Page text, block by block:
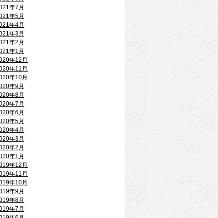
年7月
年5月
年4月
年3月
年2月
年1月
年12月
年11月
年10月
年9月
年8月
年7月
年6月
年5月
年4月
年3月
年2月
年1月
年12月
年11月
年10月
年9月
年8月
年7月